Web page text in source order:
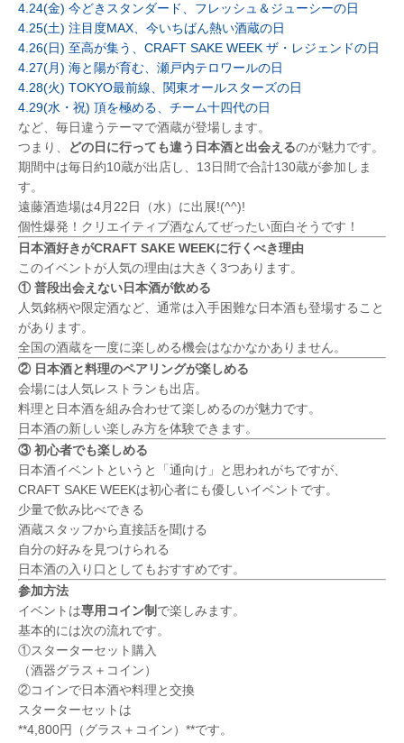
4.24(金) 今どきスタンダード、フレッシュ＆ジューシーの日
4.25(土) 注目度MAX、今いちばん熱い酒蔵の日
4.26(日) 至高が集う、CRAFT SAKE WEEK ザ・レジェンドの日
4.27(月) 海と陽が育む、瀬戸内テロワールの日
4.28(火) TOKYO最前線、​関東オールスターズの​日
4.29(水・祝) 頂を極める、チーム十四代の​日
など、毎日違うテーマで酒蔵が登場します。
つまり、
どの日に行っても違う日本酒と出会えるのが魅力です。
期間中は毎日約10蔵が出店し、13日間で合計130蔵が参加しま
す。
遠藤酒造場は4月22日（水）に出展!(^^)!
個性爆発！クリエイティブ酒なんてぜったい面白そうです！
日本酒好きがCRAFT SAKE WEEKに行くべき理由
このイベントが人気の理由は大きく3つあります。
① 普段出会えない日本酒が飲める
人気銘柄や限定酒など、通常は入手困難な日本酒も登場すること
があります。
全国の酒蔵を一度に楽しめる機会はなかなかありません。
② 日本酒と料理のペアリングが楽しめる
会場には人気レストランも出店。
料理と日本酒を組み合わせて楽しめるのが魅力です。
日本酒の新しい楽しみ方を体験できます。
③ 初心者でも楽しめる
日本酒イベントというと「通向け」と思われがちですが、
CRAFT SAKE WEEKは初心者にも優しいイベントです。
少量で飲み比べできる
酒蔵スタッフから直接話を聞ける
自分の好みを見つけられる
日本酒の入り口としてもおすすめです。
参加方法
イベントは専用コイン制 で楽しみます。
基本的には次の流れです。
①スターターセット購入
（酒器グラス＋コイン）
②コインで日本酒や料理と交換
スターターセットは
**4,800円（グラス＋コイン）**です。